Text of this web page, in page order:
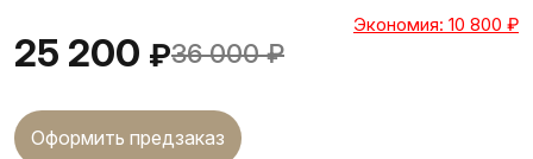
25 200 ₽36 000 ₽
Экономия: 10 800 ₽
Оформить предзаказ